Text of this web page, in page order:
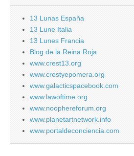
13 Lunas España
13 Lune Italia
13 Lunes Francia
Blog de la Reina Roja
www.crest13.org
www.crestyepomera.org
www.galacticspacebook.com
www.lawoftime.org
www.noophereforum.org
www.planetartnetwork.info
www.portaldeconciencia.com